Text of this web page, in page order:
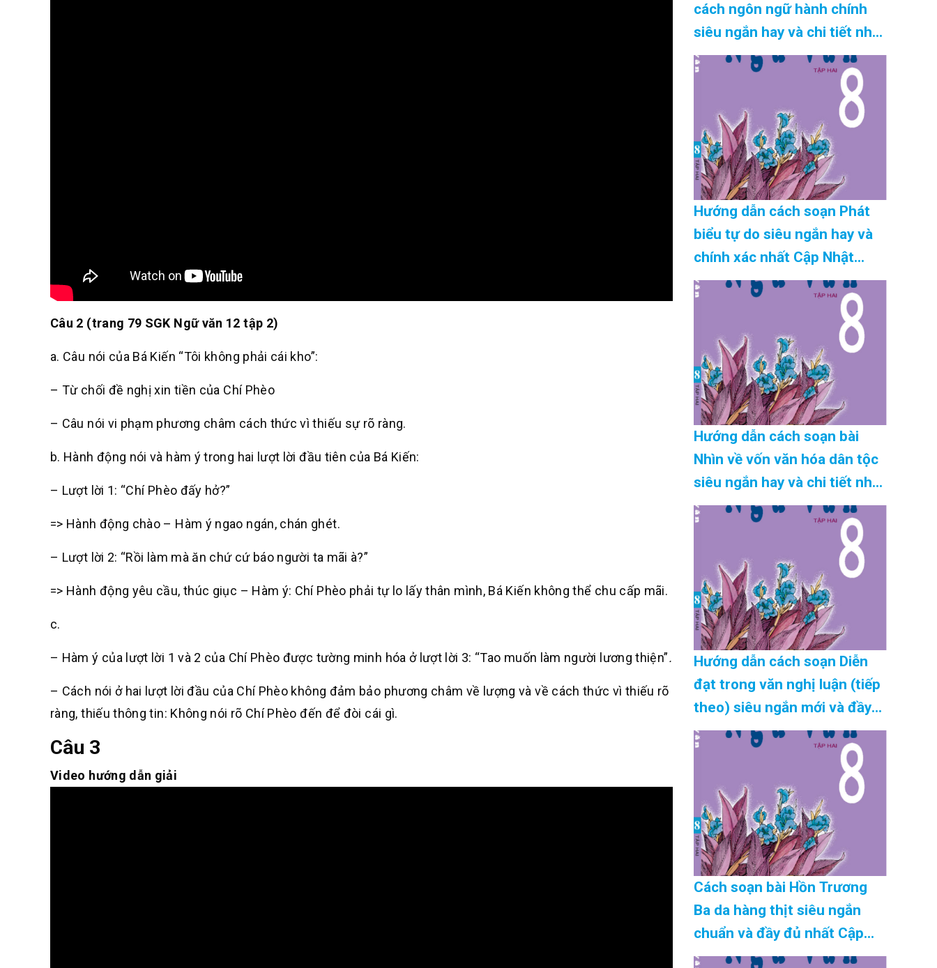
Câu 2 (trang 79 SGK Ngữ văn 12 tập 2)
a. Câu nói của Bá Kiến “Tôi không phải cái kho”:
– Từ chối đề nghị xin tiền của Chí Phèo
– Câu nói vi phạm phương châm cách thức vì thiếu sự rõ ràng.
b. Hành động nói và hàm ý trong hai lượt lời đầu tiên của Bá Kiến:
– Lượt lời 1: “Chí Phèo đấy hở?”
=> Hành động chào – Hàm ý ngao ngán, chán ghét.
– Lượt lời 2: “Rồi làm mà ăn chứ cứ báo người ta mãi à?”
=> Hành động yêu cầu, thúc giục – Hàm ý: Chí Phèo phải tự lo lấy thân mình, Bá Kiến không thể chu cấp mãi.
c.
– Hàm ý của lượt lời 1 và 2 của Chí Phèo được tường minh hóa ở lượt lời 3: “Tao muốn làm người lương thiện”.
– Cách nói ở hai lượt lời đầu của Chí Phèo không đảm bảo phương châm về lượng và về cách thức vì thiếu rõ
ràng, thiếu thông tin: Không nói rõ Chí Phèo đến để đòi cái gì.
Câu 3
Video hướng dẫn giải
cách ngôn ngữ hành chính
siêu ngắn hay và chi tiết nhất
Cập Nhật 08/2026
Hướng dẫn cách soạn Phát
biểu tự do siêu ngắn hay và
chính xác nhất Cập Nhật
08/2026
Hướng dẫn cách soạn bài
Nhìn về vốn văn hóa dân tộc
siêu ngắn hay và chi tiết nhất
Cập Nhật 08/2026
Hướng dẫn cách soạn Diễn
đạt trong văn nghị luận (tiếp
theo) siêu ngắn mới và đầy
đủ nhất Cập Nhật 08/2026
Cách soạn bài Hồn Trương
Ba da hàng thịt siêu ngắn
chuẩn và đầy đủ nhất Cập
Nhật 08/2026